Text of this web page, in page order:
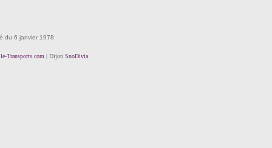
du 6 janvier 1978
Transports.com | Dijon SnoDivia